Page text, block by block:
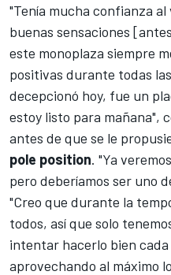
"Tenía mucha confianza
buenas sensaciones
este monoplaza siempre
positivas durante todas
decepcionó hoy, fue un
estoy listo para mañana",
antes de que se le
pole position. "Ya
pero deberíamos ser uno
"Creo que durante la
todos, así que solo
intentar hacerlo bien cada
aprovechando al máximo